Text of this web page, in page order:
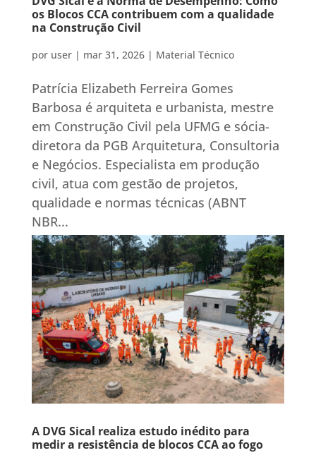
os Blocos CCA contribuem com a qualidade
na Construção Civil
por user| mar 31, 2026| Material Técnico
Patrícia Elizabeth Ferreira Gomes
Barbosa é arquiteta e urbanista, mestre
em Construção Civil pela UFMG e sócia-
diretora da PGB Arquitetura, Consultoria
e Negócios. Especialista em produção
civil, atua com gestão de projetos,
qualidade e normas técnicas (ABNT
NBR...
A DVG Sical realiza estudo inédito para
medir a resistência de blocos CCA ao fogo